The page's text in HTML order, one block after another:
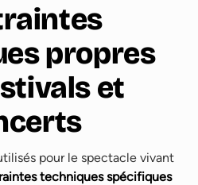
propres
et
pour le spectacle vivant
techniques spécifiques